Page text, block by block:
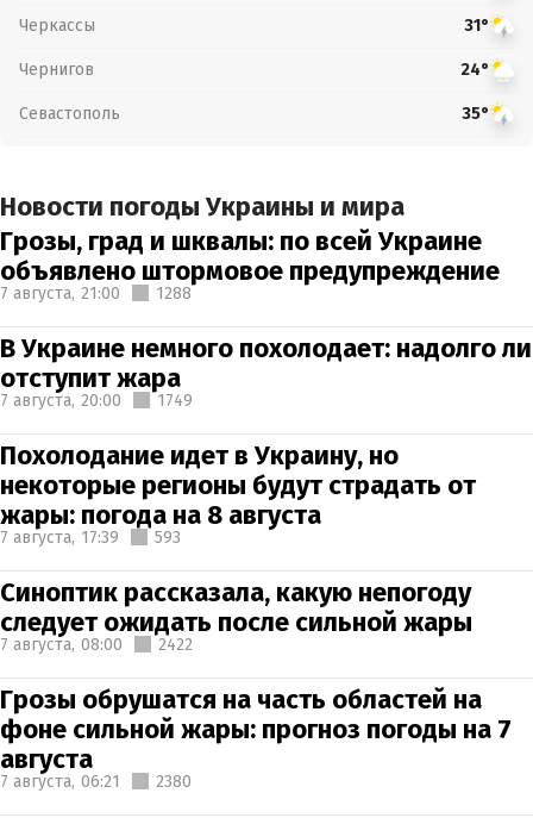
Черкассы 31°
Чернигов 24°
Севастополь 35°
Новости погоды Украины и мира
Грозы, град и шквалы: по всей Украине
объявлено штормовое предупреждение
7 августа, 21:00 1288
В Украине немного похолодает: надолго ли
отступит жара
7 августа, 20:00 1749
Похолодание идет в Украину, но
некоторые регионы будут страдать от
жары: погода на 8 августа
7 августа, 17:39 593
Синоптик рассказала, какую непогоду
следует ожидать после сильной жары
7 августа, 08:00 2422
Грозы обрушатся на часть областей на
фоне сильной жары: прогноз погоды на 7
августа
7 августа, 06:21 2380